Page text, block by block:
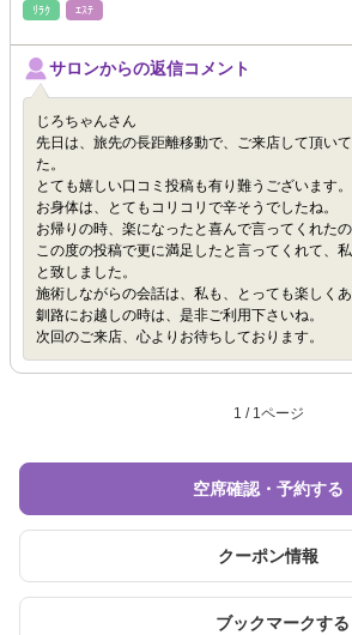
ﾘﾗｸ ｴｽﾃ
サロンからの返信コメント
じろちゃんさん
先日は、旅先の長距離移動で、ご来店して頂い
た。
とても嬉しい口コミ投稿も有り難うございます。
お身体は、とてもコリコリで辛そうでしたね。
お帰りの時、楽になったと喜んで言ってくれた
この度の投稿で更に満足したと言ってくれて、
と致しました。
施術しながらの会話は、私も、とっても楽しくあ
釧路にお越しの時は、是非ご利用下さいね。
次回のご来店、心よりお待ちしております。
1 / 1ページ
空席確認・予約する
クーポン情報
ブックマークする